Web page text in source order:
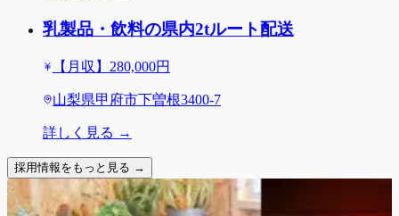
乳製品・飲料の県内2tルート配送
【月収】280,000円
山梨県甲府市下曽根3400-7
詳しく見る →
採用情報をもっと見る →